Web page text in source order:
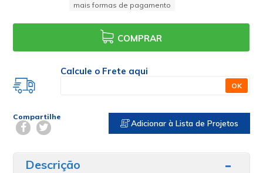
mais formas de pagamento
COMPRAR
Calcule o Frete aqui
OK
Compartilhe
Adicionar à Lista de Projetos
Descrição